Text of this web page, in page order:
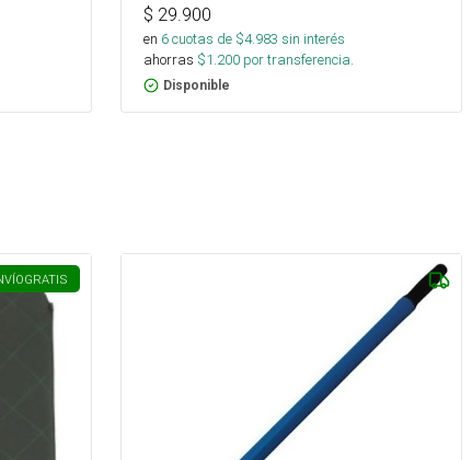
$ 29.900
en 6cuotas de $4.983 sin interés
ahorras $1.200 por transferencia.
Disponible
GRATIS